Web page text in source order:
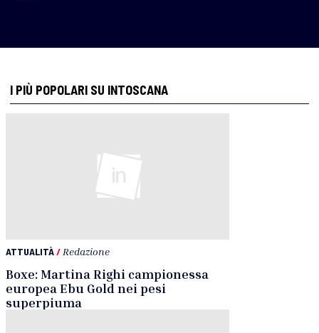
I PIÙ POPOLARI SU INTOSCANA
ATTUALITÀ/ Redazione
Boxe: Martina Righi campionessa
europea Ebu Gold nei pesi
superpiuma